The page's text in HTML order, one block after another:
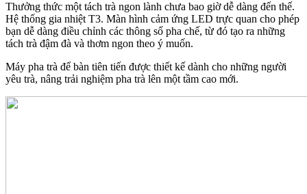
Thưởng thức một tách trà ngon lành chưa bao giờ dễ dàng đến thế.
Hệ thống gia nhiệt T3. Màn hình cảm ứng LED trực quan cho phép
bạn dễ dàng điều chỉnh các thông số pha chế, từ đó tạo ra những
tách trà đậm đà và thơm ngon theo ý muốn.
Máy pha trà để bàn tiên tiến được thiết kế dành cho những người
yêu trà, nâng trải nghiệm pha trà lên một tầm cao mới.